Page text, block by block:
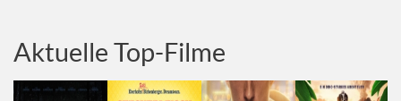
Aktuelle Top-Filme